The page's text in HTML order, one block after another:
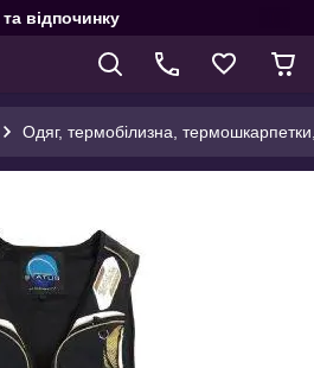
відпочинку
Одяг, термобілизна,